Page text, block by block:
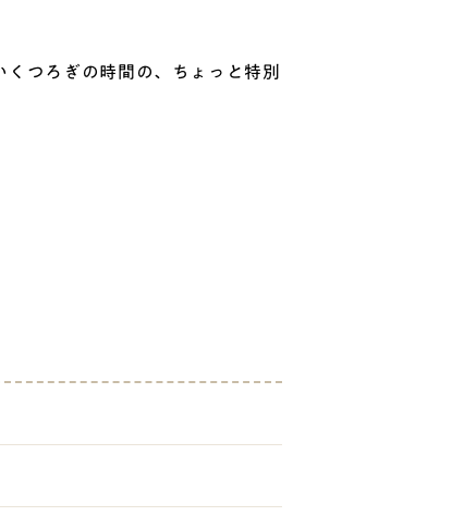
つろぎの時間の、ちょっと特別